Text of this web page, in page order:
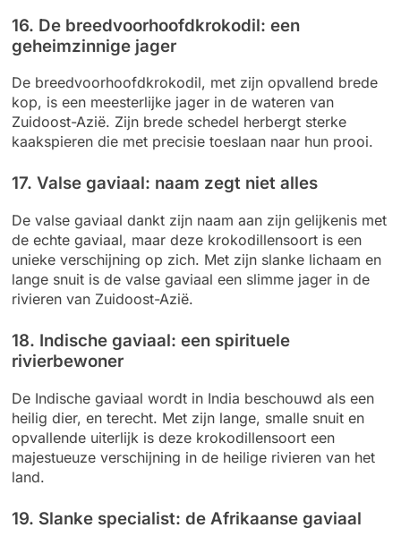
16. De breedvoorhoofdkrokodil: een
geheimzinnige jager
De breedvoorhoofdkrokodil, met zijn opvallend brede
kop, is een meesterlijke jager in de wateren van
Zuidoost-Azië. Zijn brede schedel herbergt sterke
kaakspieren die met precisie toeslaan naar hun prooi.
17. Valse gaviaal: naam zegt niet alles
De valse gaviaal dankt zijn naam aan zijn gelijkenis met
de echte gaviaal, maar deze krokodillensoort is een
unieke verschijning op zich. Met zijn slanke lichaam en
lange snuit is de valse gaviaal een slimme jager in de
rivieren van Zuidoost-Azië.
18. Indische gaviaal: een spirituele
rivierbewoner
De Indische gaviaal wordt in India beschouwd als een
heilig dier, en terecht. Met zijn lange, smalle snuit en
opvallende uiterlijk is deze krokodillensoort een
majestueuze verschijning in de heilige rivieren van het
land.
19. Slanke specialist: de Afrikaanse gaviaal